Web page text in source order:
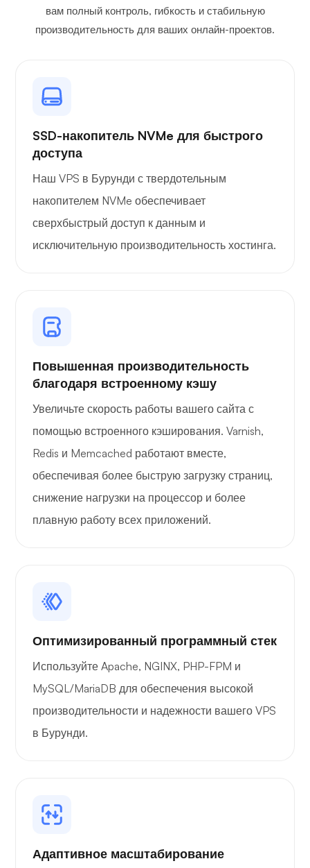
Wireguard
Портейнер
Графана
вам полный контроль, гибкость и стабильную
производительность для ваших онлайн-проектов.
SSD-накопитель NVMe для быстрого
доступа
Наш VPS в Бурунди с твердотельным
накопителем NVMe обеспечивает
сверхбыстрый доступ к данным и
исключительную производительность хостинга.
Повышенная производительность
благодаря встроенному кэшу
Увеличьте скорость работы вашего сайта с
помощью встроенного кэширования. Varnish,
Redis и Memcached работают вместе,
обеспечивая более быструю загрузку страниц,
снижение нагрузки на процессор и более
плавную работу всех приложений.
Оптимизированный программный стек
Используйте Apache, NGINX, PHP-FPM и
MySQL/MariaDB для обеспечения высокой
производительности и надежности вашего VPS
в Бурунди.
Адаптивное масштабирование